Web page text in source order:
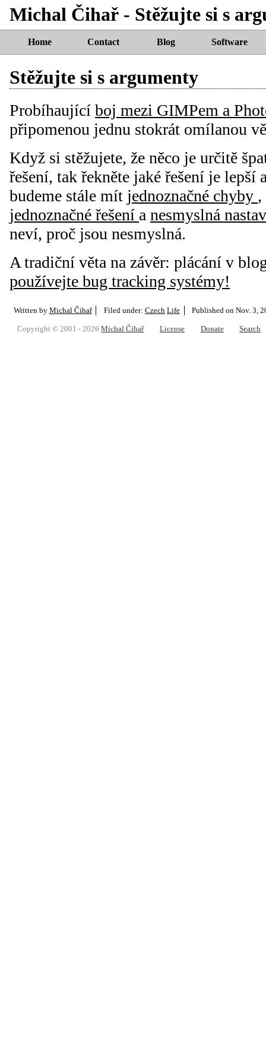
Michal Čihař - Stěžujte si s
Home Contact Blog Software
Stěžujte si s argumenty
Probíhaující boj mezi GIMPem a
připomenou jednu stokrát omílanou
Když si stěžujete, že něco je určitě
řešení, tak řekněte jaké řešení je lepší
budeme stále mít jednoznačné chyby ,
jednoznačné řešení a nesmyslná
neví, proč jsou nesmyslná.
A tradiční věta na závěr: plácání v
používejte bug tracking systémy!
Written by Michal Čihař Filed under: Czech Life Published onNov. 3,
Copyright © 2001 - 2026Michal Čihař License Donate Search